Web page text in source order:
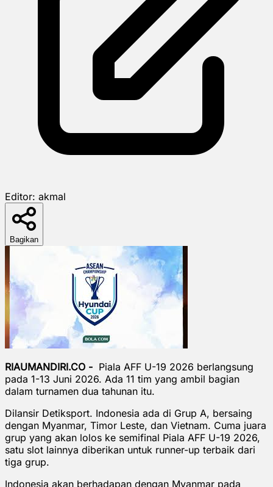
Editor: akmal
Bagikan
RIAUMANDIRI.CO - Piala AFF U-19 2026 berlangsung
pada 1-13 Juni 2026. Ada 11 tim yang ambil bagian
dalam turnamen dua tahunan itu.
Dilansir Detiksport. Indonesia ada di Grup A, bersaing
dengan Myanmar, Timor Leste, dan Vietnam. Cuma juara
grup yang akan lolos ke semifinal Piala AFF U-19 2026,
satu slot lainnya diberikan untuk runner-up terbaik dari
tiga grup.
Indonesia akan berhadapan dengan Myanmar pada